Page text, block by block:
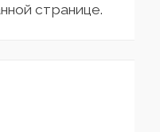
странице.